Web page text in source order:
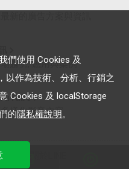
趨勢, 應用與案例
樣化影音內容
們使用 Cookies 及
以作為技術、分析、行銷之
Cookies 及 localStorage
的隱私權說明。